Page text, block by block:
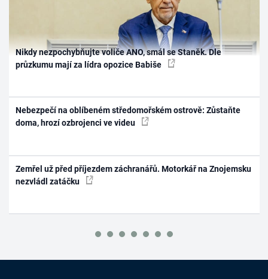
Nikdy nezpochybňujte voliče ANO, smál se Staněk. Dle
průzkumu mají za lídra opozice Babiše
Nebezpečí na oblíbeném středomořském ostrově: Zůstaňte
doma, hrozí ozbrojenci ve videu
Zemřel už před příjezdem záchranářů. Motorkář na Znojemsku
nezvládl zatáčku